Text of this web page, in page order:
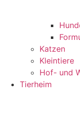
Katzen
Kleintiere
Hof- und
Tierheim